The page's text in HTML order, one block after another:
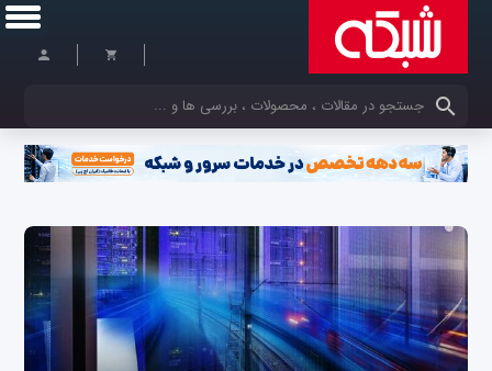
کلمات کلیدی خود را وارد کنید